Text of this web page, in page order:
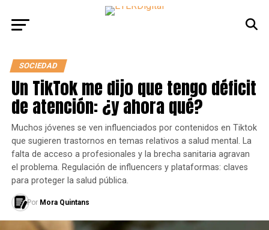
SOCIEDAD
Un TikTok me dijo que tengo déficit
de atención: ¿y ahora qué?
Muchos jóvenes se ven influenciados por contenidos en Tiktok
que sugieren trastornos en temas relativos a salud mental. La
falta de acceso a profesionales y la brecha sanitaria agravan
el problema. Regulación de influencers y plataformas: claves
para proteger la salud pública.
Por Mora Quintans